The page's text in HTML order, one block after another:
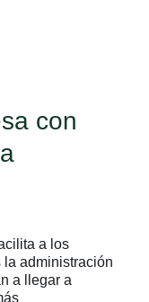
con
a los
la administración
a llegar a